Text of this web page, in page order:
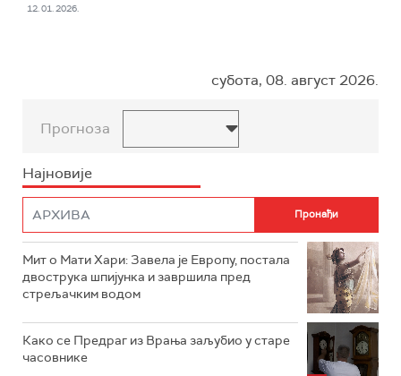
12. 01. 2026.
субота, 08. август 2026.
Прогноза
Најновије
Мит о Мати Хари: Завела је Европу, постала
двострука шпијунка и завршила пред
стрељачким водом
Како се Предраг из Врања заљубио у старе
часовнике